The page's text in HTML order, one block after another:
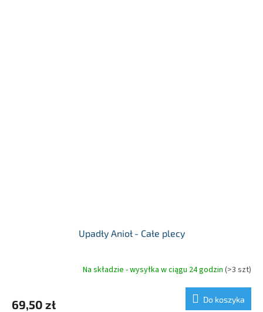
Upadły Anioł - Całe plecy
Na składzie - wysyłka w ciągu 24 godzin (>3 szt)
69,50 zł Do koszyka